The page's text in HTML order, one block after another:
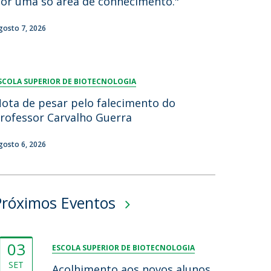
7, 2026
SUPERIOR DE BIOTECNOLOGIA
de pesar pelo falecimento do
Carvalho Guerra
6, 2026
Eventos
03
SET
ESCOLA SUPERIOR DE BIOTECNOLOGIA